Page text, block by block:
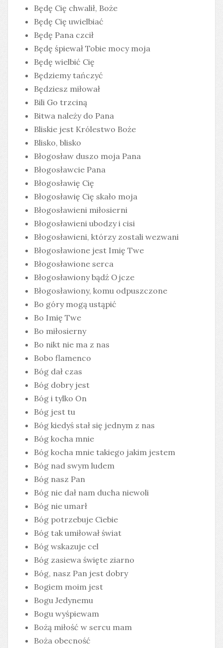
Będę Cię chwalił, Boże
Będę Cię uwielbiać
Będę Pana czcił
Będę śpiewał Tobie mocy moja
Będę wielbić Cię
Będziemy tańczyć
Będziesz miłował
Bili Go trzciną
Bitwa należy do Pana
Bliskie jest Królestwo Boże
Blisko, blisko
Błogosław duszo moja Pana
Błogosławcie Pana
Błogosławię Cię
Błogosławię Cię skało moja
Błogosławieni miłosierni
Błogosławieni ubodzy i cisi
Błogosławieni, którzy zostali wezwani
Błogosławione jest Imię Twe
Błogosławione serca
Błogosławiony bądź Ojcze
Błogosławiony, komu odpuszczone
Bo góry mogą ustąpić
Bo Imię Twe
Bo miłosierny
Bo nikt nie ma z nas
Bobo flamenco
Bóg dał czas
Bóg dobry jest
Bóg i tylko On
Bóg jest tu
Bóg kiedyś stał się jednym z nas
Bóg kocha mnie
Bóg kocha mnie takiego jakim jestem
Bóg nad swym ludem
Bóg nasz Pan
Bóg nie dał nam ducha niewoli
Bóg nie umarł
Bóg potrzebuje Ciebie
Bóg tak umiłował świat
Bóg wskazuje cel
Bóg zasiewa święte ziarno
Bóg, nasz Pan jest dobry
Bogiem moim jest
Bogu Jedynemu
Bogu wyśpiewam
Bożą miłość w sercu mam
Boża obecność